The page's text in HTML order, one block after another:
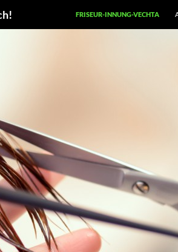
FRISEUR-INNUNG-VECHTA